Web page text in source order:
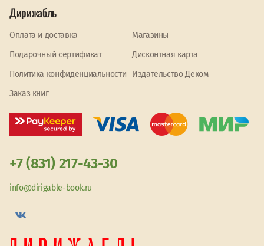
Дирижабль
Оплата и доставка
Магазины
Подарочный сертификат
Дисконтная карта
Политика конфиденциальности
Издательство Деком
Заказ книг
+7 (831) 217-43-30
info@dirigable-book.ru